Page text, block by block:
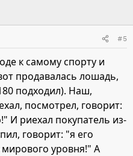
#5
к самому спорту и
продавалась лошадь,
подходил). Наш,
посмотрел, говорит:
И риехал покупатель из-
говорит: "я его
уровня!" А